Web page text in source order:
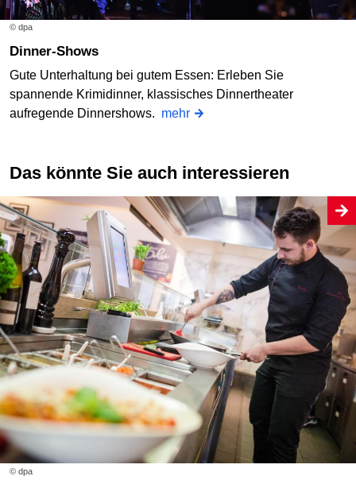
© dpa
Dinner-Shows
Gute Unterhaltung bei gutem Essen: Erleben Sie
spannende Krimidinner, klassisches Dinnertheater
aufregende Dinnershows. mehr
Das könnte Sie auch interessieren
© dpa